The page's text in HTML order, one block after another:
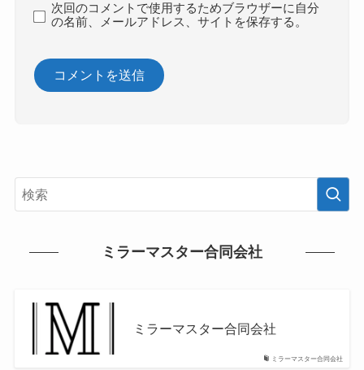
次回のコメントで使用するためブラウザーに自分
の名前、メールアドレス、サイトを保存する。
ミラーマスター合同会社
ミラーマスター合同会社
ミラーマスター合同会社